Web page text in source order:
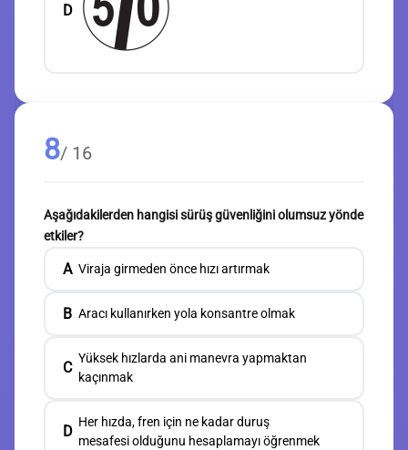
D
8/ 16
Aşağıdakilerden hangisi sürüş güvenliğini olumsuz yönde
etkiler?
A Viraja girmeden önce hızı artırmak
B Aracı kullanırken yola konsantre olmak
C
Yüksek hızlarda ani manevra yapmaktan
kaçınmak
D
Her hızda, fren için ne kadar duruş
mesafesi olduğunu hesaplamayı öğrenmek